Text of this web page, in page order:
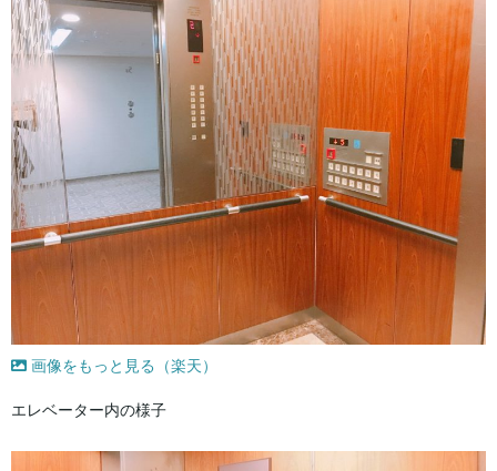
画像をもっと見る（楽天）
エレベーター内の様子